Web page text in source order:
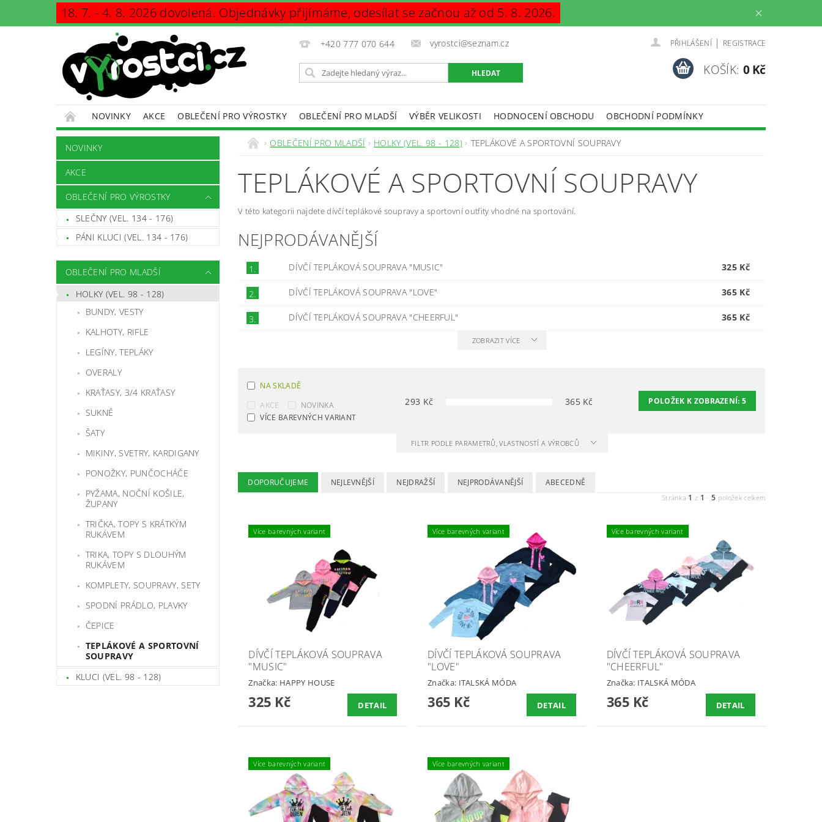
18. 7. - 4. 8. 2026 dovolená. Objednávky přijímáme, odesílat se začnou až od 5. 8. 2026.
+420 777 070 644 vyrostci@seznam.cz PŘIHLÁŠENÍ | REGISTRACE
KOŠÍK: 0 Kč
NOVINKY AKCE OBLEČENÍ PRO VÝROSTKY OBLEČENÍ PRO MLADŠÍ VÝBĚR VELIKOSTI HODNOCENÍ OBCHODU
OBCHODNÍ PODMÍNKY
KONTAKTY
PODMÍNKY OCHRANY OSOBNÍCH ÚDAJŮ
NOVINKY
AKCE
OBLEČENÍ PRO VÝROSTKY
SLEČNY (VEL. 134 - 176)
PÁNI KLUCI (VEL. 134 - 176)
OBLEČENÍ PRO MLADŠÍ
HOLKY (VEL. 98 - 128)
BUNDY, VESTY
KALHOTY, RIFLE
LEGÍNY, TEPLÁKY
OVERALY
KRAŤASY, 3/4 KRAŤASY
SUKNĚ
ŠATY
MIKINY, SVETRY, KARDIGANY
PONOŽKY, PUNČOCHÁČE
PYŽAMA, NOČNÍ KOŠILE,
ŽUPANY
TRIČKA, TOPY S KRÁTKÝM
RUKÁVEM
TRIKA, TOPY S DLOUHÝM
RUKÁVEM
KOMPLETY, SOUPRAVY, SETY
SPODNÍ PRÁDLO, PLAVKY
ČEPICE
TEPLÁKOVÉ A SPORTOVNÍ
SOUPRAVY
KLUCI (VEL. 98 - 128)
OBLEČENÍ PRO MLADŠÍ HOLKY (VEL. 98 - 128) TEPLÁKOVÉ A SPORTOVNÍ SOUPRAVY
TEPLÁKOVÉ A SPORTOVNÍ SOUPRAVY
V této kategorii najdete dívčí teplákové soupravy a sportovní outfity vhodné na sportování.
NEJPRODÁVANĚJŠÍ
1. DÍVČÍ TEPLÁKOVÁ SOUPRAVA "MUSIC" 325 Kč
2. DÍVČÍ TEPLÁKOVÁ SOUPRAVA "LOVE" 365 Kč
3. DÍVČÍ TEPLÁKOVÁ SOUPRAVA "CHEERFUL" 365 Kč
ZOBRAZIT VÍCE
NA SKLADĚ
AKCE
NOVINKA
VÍCE BAREVNÝCH VARIANT
293 Kč 365Kč POLOŽEK K ZOBRAZENÍ:5
FILTR PODLE PARAMETRŮ, VLASTNOSTÍ A VÝROBCŮ
DOPORUČUJEME NEJLEVNĚJŠÍ NEJDRAŽŠÍ NEJPRODÁVANĚJŠÍ ABECEDNĚ
Stránka 1 z 1 -5 položek celkem
Více barevných variant
DÍVČÍ TEPLÁKOVÁ SOUPRAVA
"MUSIC"
Značka: HAPPY HOUSE
325 Kč DETAIL
Více barevných variant
DÍVČÍ TEPLÁKOVÁ SOUPRAVA
"LOVE"
Značka: ITALSKÁ MÓDA
365 Kč DETAIL
Více barevných variant
DÍVČÍ TEPLÁKOVÁ SOUPRAVA
"CHEERFUL"
Značka: ITALSKÁ MÓDA
365 Kč DETAIL
Více barevných variant Více barevných variant